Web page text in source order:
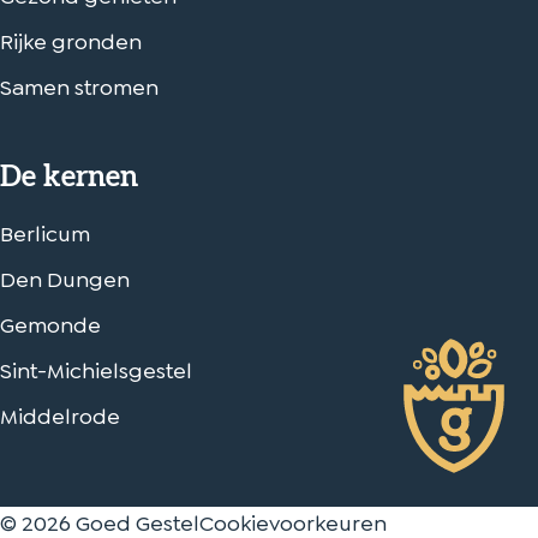
n
a
o
h
t
s
p
n
a
o
-
i
Rijke gronden
Samen stromen
De kernen
Berlicum
Den Dungen
Gemonde
Sint-Michielsgestel
Middelrode
© 2026 Goed GestelCookievoorkeuren